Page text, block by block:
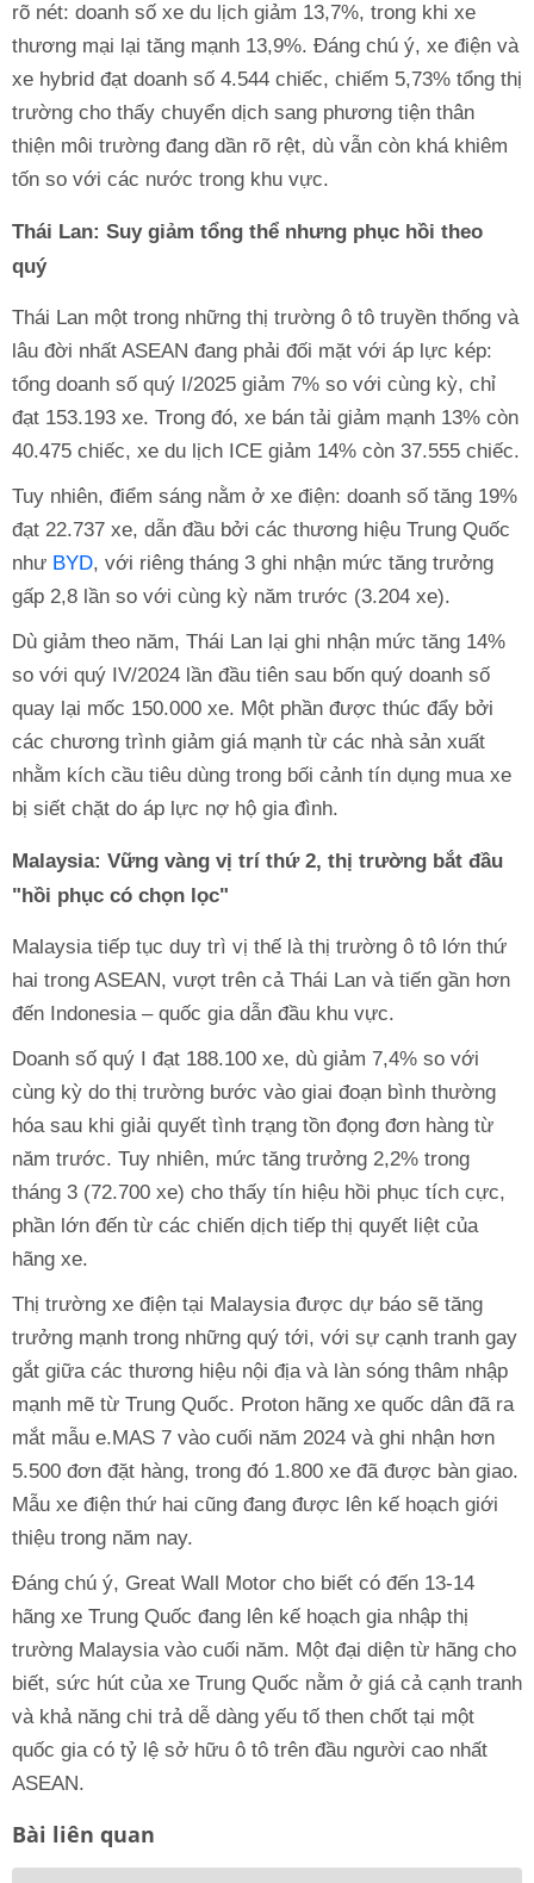
rõ nét: doanh số xe du lịch giảm 13,7%, trong khi xe
thương mại lại tăng mạnh 13,9%. Đáng chú ý, xe điện và
xe hybrid đạt doanh số 4.544 chiếc, chiếm 5,73% tổng thị
trường cho thấy chuyển dịch sang phương tiện thân
thiện môi trường đang dần rõ rệt, dù vẫn còn khá khiêm
tốn so với các nước trong khu vực.
Thái Lan: Suy giảm tổng thể nhưng phục hồi theo
quý
Thái Lan một trong những thị trường ô tô truyền thống và
lâu đời nhất ASEAN đang phải đối mặt với áp lực kép:
tổng doanh số quý I/2025 giảm 7% so với cùng kỳ, chỉ
đạt 153.193 xe. Trong đó, xe bán tải giảm mạnh 13% còn
40.475 chiếc, xe du lịch ICE giảm 14% còn 37.555 chiếc.
Tuy nhiên, điểm sáng nằm ở xe điện: doanh số tăng 19%
đạt 22.737 xe, dẫn đầu bởi các thương hiệu Trung Quốc
như BYD, với riêng tháng 3 ghi nhận mức tăng trưởng
gấp 2,8 lần so với cùng kỳ năm trước (3.204 xe).
Dù giảm theo năm, Thái Lan lại ghi nhận mức tăng 14%
so với quý IV/2024 lần đầu tiên sau bốn quý doanh số
quay lại mốc 150.000 xe. Một phần được thúc đẩy bởi
các chương trình giảm giá mạnh từ các nhà sản xuất
nhằm kích cầu tiêu dùng trong bối cảnh tín dụng mua xe
bị siết chặt do áp lực nợ hộ gia đình.
Malaysia: Vững vàng vị trí thứ 2, thị trường bắt đầu
"hồi phục có chọn lọc"
Malaysia tiếp tục duy trì vị thế là thị trường ô tô lớn thứ
hai trong ASEAN, vượt trên cả Thái Lan và tiến gần hơn
đến Indonesia – quốc gia dẫn đầu khu vực.
Doanh số quý I đạt 188.100 xe, dù giảm 7,4% so với
cùng kỳ do thị trường bước vào giai đoạn bình thường
hóa sau khi giải quyết tình trạng tồn đọng đơn hàng từ
năm trước. Tuy nhiên, mức tăng trưởng 2,2% trong
tháng 3 (72.700 xe) cho thấy tín hiệu hồi phục tích cực,
phần lớn đến từ các chiến dịch tiếp thị quyết liệt của
hãng xe.
Thị trường xe điện tại Malaysia được dự báo sẽ tăng
trưởng mạnh trong những quý tới, với sự cạnh tranh gay
gắt giữa các thương hiệu nội địa và làn sóng thâm nhập
mạnh mẽ từ Trung Quốc. Proton hãng xe quốc dân đã ra
mắt mẫu e.MAS 7 vào cuối năm 2024 và ghi nhận hơn
5.500 đơn đặt hàng, trong đó 1.800 xe đã được bàn giao.
Mẫu xe điện thứ hai cũng đang được lên kế hoạch giới
thiệu trong năm nay.
Đáng chú ý, Great Wall Motor cho biết có đến 13-14
hãng xe Trung Quốc đang lên kế hoạch gia nhập thị
trường Malaysia vào cuối năm. Một đại diện từ hãng cho
biết, sức hút của xe Trung Quốc nằm ở giá cả cạnh tranh
và khả năng chi trả dễ dàng yếu tố then chốt tại một
quốc gia có tỷ lệ sở hữu ô tô trên đầu người cao nhất
ASEAN.
Bài liên quan